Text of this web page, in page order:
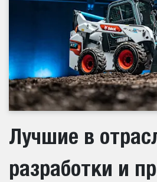
Лучшие в
разработки и